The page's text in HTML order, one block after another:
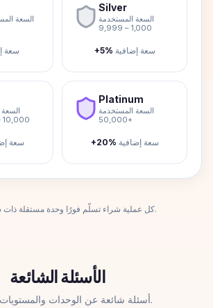
سعة
Silver
السعة المستخدمة
1,000 – 9,999
+5% سعة إضافية
10,000 – 49,999
سعة
Platinum
السعة المستخدمة
50,000+
+20% سعة إضافية
كل عملية شراء تسلّم فورًا وحدة مستقلة ذات سعة ثابتة.
الأسئلة الشائعة
أسئلة شائعة عن الوحدات والمستويات والفوترة.